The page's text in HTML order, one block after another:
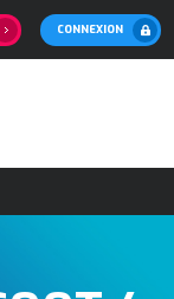
CONNEXION